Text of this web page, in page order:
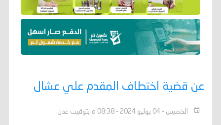
عن قضية اختطاف المقدم علي عشال
الخميس - 04 يوليو 2024 - 08:38 م بتوقيت عدن